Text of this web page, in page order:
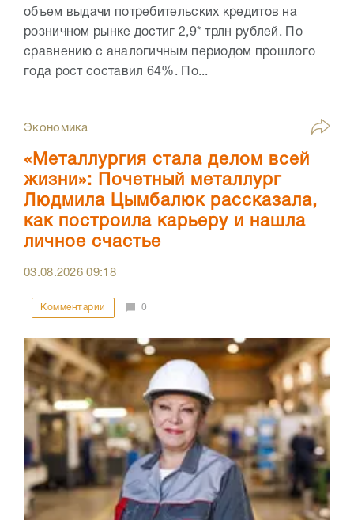
объем выдачи потребительских кредитов на
розничном рынке достиг 2,9* трлн рублей. По
сравнению с аналогичным периодом прошлого
года рост составил 64%. По...
Экономика
«Металлургия стала делом всей
жизни»: Почетный металлург
Людмила Цымбалюк рассказала,
как построила карьеру и нашла
личное счастье
03.08.202609:18
Комментарии 0